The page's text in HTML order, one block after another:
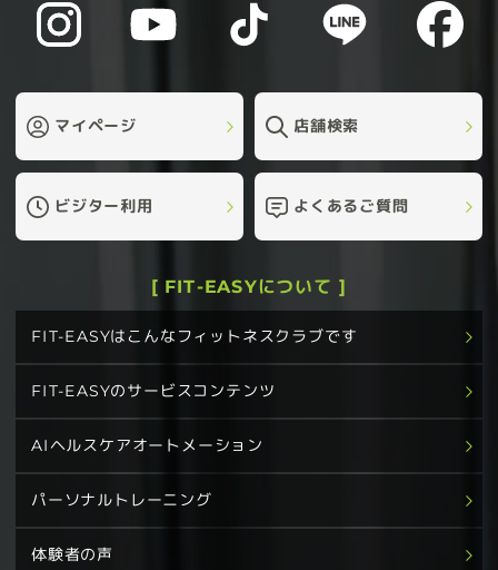
マイページ 店舗検索
ビジター利用 よくあるご質問
[ FIT-EASYについて ]
FIT-EASYはこんなフィットネスクラブです
FIT-EASYのサービスコンテンツ
AIヘルスケアオートメーション
パーソナルトレーニング
体験者の声